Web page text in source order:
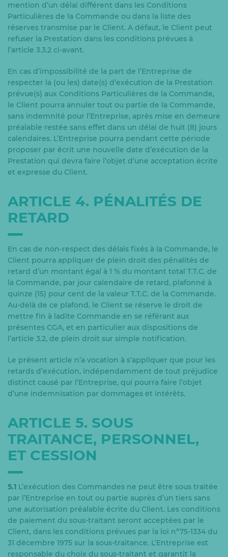
mention d’un délai différent dans les Conditions
Particulières de la Commande ou dans la liste des
réserves transmise par le Client. A défaut, le Client peut
refuser la Prestation dans les conditions prévues à
l’article 3.3.2 ci-avant.
En cas d’impossibilité de la part de l’Entreprise de
respecter la (ou les) date(s) d’exécution de la Prestation
prévue(s) aux Conditions Particulières de la Commande,
le Client pourra annuler tout ou partie de la Commande,
sans indemnité pour l’Entreprise, après mise en demeure
préalable restée sans effet dans un délai de huit (8) jours
calendaires. L’Entreprise pourra pendant cette période
proposer par écrit une nouvelle date d’exécution de la
Prestation qui devra faire l’objet d’une acceptation écrite
et expresse du Client.
ARTICLE 4. PÉNALITÉS DE
RETARD
En cas de non-respect des délais fixés à la Commande, le
Client pourra appliquer de plein droit des pénalités de
retard d’un montant égal à 1 % du montant total T.T.C. de
la Commande, par jour calendaire de retard, plafonné à
quinze (15) pour cent de la valeur T.T.C. de la Commande.
Au-delà de ce plafond, le Client se réserve le droit de
mettre fin à ladite Commande en se référant aux
présentes CGA, et en particulier aux dispositions de
l’article 3.2, de plein droit sur simple notification.
Le présent article n’a vocation à s’appliquer que pour les
retards d’exécution, indépendamment de tout préjudice
distinct causé par l’Entreprise, qui pourra faire l’objet
d’une indemnisation par dommages et intérêts.
ARTICLE 5. SOUS
TRAITANCE, PERSONNEL,
ET CESSION
5.1 L’exécution des Commandes ne peut être sous traitée
par l’Entreprise en tout ou partie auprès d’un tiers sans
une autorisation préalable écrite du Client. Les conditions
de paiement du sous-traitant seront acceptées par le
Client, dans les conditions prévues par la loi n°75-1334 du
31 décembre 1975 sur la sous-traitance. L’Entreprise est
responsable du choix du sous-traitant et garantit la